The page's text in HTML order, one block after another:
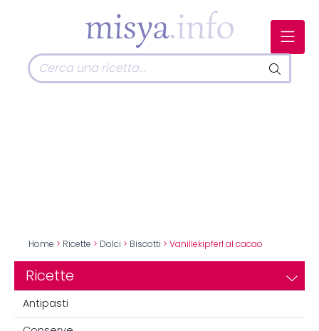
Home > Ricette > Dolci > Biscotti > Vanillekipferl al cacao
Ricette
Antipasti